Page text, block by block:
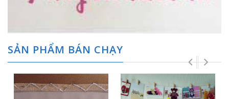
SẢN PHẨM BÁN CHẠY